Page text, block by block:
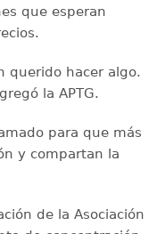
que esperan
querido hacer algo.
la APTG.
para que más
y compartan la
de la Asociación